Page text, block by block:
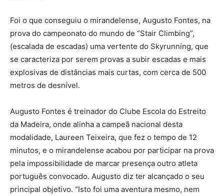
Foi o que conseguiu o mirandelense, Augusto Fontes, na
prova do campeonato do mundo de “Stair Climbing”,
(escalada de escadas) uma vertente do Skyrunning, que
se caracteriza por serem provas a subir escadas e mais
explosivas de distâncias mais curtas, com cerca de 500
metros de desnível.
Augusto Fontes é treinador do Clube Escola do Estreito
da Madeira, onde alinha a campeã nacional desta
modalidade, Laureen Teixeira, que fez o tempo de 12
minutos, e o mirandelense acabou por participar na prova
pela impossibilidade de marcar presença outro atleta
português convocado. Augusto diz ter alcançado o seu
principal objetivo. “Isto foi uma aventura mesmo, nem